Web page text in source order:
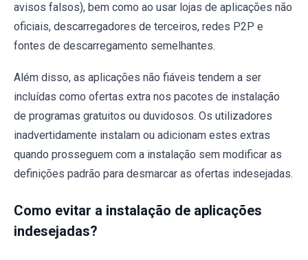
avisos falsos), bem como ao usar lojas de aplicações não
oficiais, descarregadores de terceiros, redes P2P e
fontes de descarregamento semelhantes.
Além disso, as aplicações não fiáveis tendem a ser
incluídas como ofertas extra nos pacotes de instalação
de programas gratuitos ou duvidosos. Os utilizadores
inadvertidamente instalam ou adicionam estes extras
quando prosseguem com a instalação sem modificar as
definições padrão para desmarcar as ofertas indesejadas.
Como evitar a instalação de aplicações
indesejadas?